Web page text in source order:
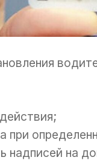
при
надписей на